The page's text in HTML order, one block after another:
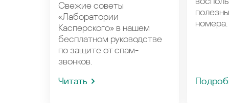
Свежие советы
«Лаборатории
Касперского» в нашем
бесплатном руководстве
по защите от спам-
звонков.
Читать
номера.